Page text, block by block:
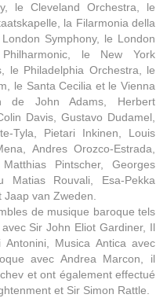
le Cleveland Orchestra, le
la Filarmonia della
Symphony, le London
le New York
le Philadelphia Orchestra, le
le Santa Cecilia et le Vienna
de John Adams, Herbert
Davis, Gustavo Dudamel,
Tyla, Pietari Inkinen, Louis
Andres Orozco-Estrada,
Pintscher, Georges
Matias Rouvali, Esa-Pekka
Jaap van Zweden.
de musique baroque tels
Sir John Eliot Gardiner, Il
Musica Antica avec
avec Andrea Marcon, il
et ont également effectué
et Sir Simon Rattle.